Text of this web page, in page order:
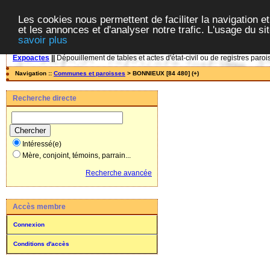
Les cookies nous permettent de faciliter la navigation
et les annonces et d'analyser notre trafic. L'usage du
savoir plus
Expoactes Dépouillement de tables et actes d'état-civil ou de registres
Navigation :: Communes et paroisses > BONNIEUX [84 480] (+)
Recherche directe
Intéressé(e)
Mère, conjoint, témoins, parrain...
Recherche avancée
Accès membre
Connexion
Conditions d'accès